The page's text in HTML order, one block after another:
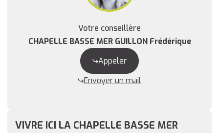
Votre conseillère
CHAPELLE BASSE MER GUILLON Frédérique
Appeler
Envoyer un mail
VIVRE ICI LA CHAPELLE BASSE MER